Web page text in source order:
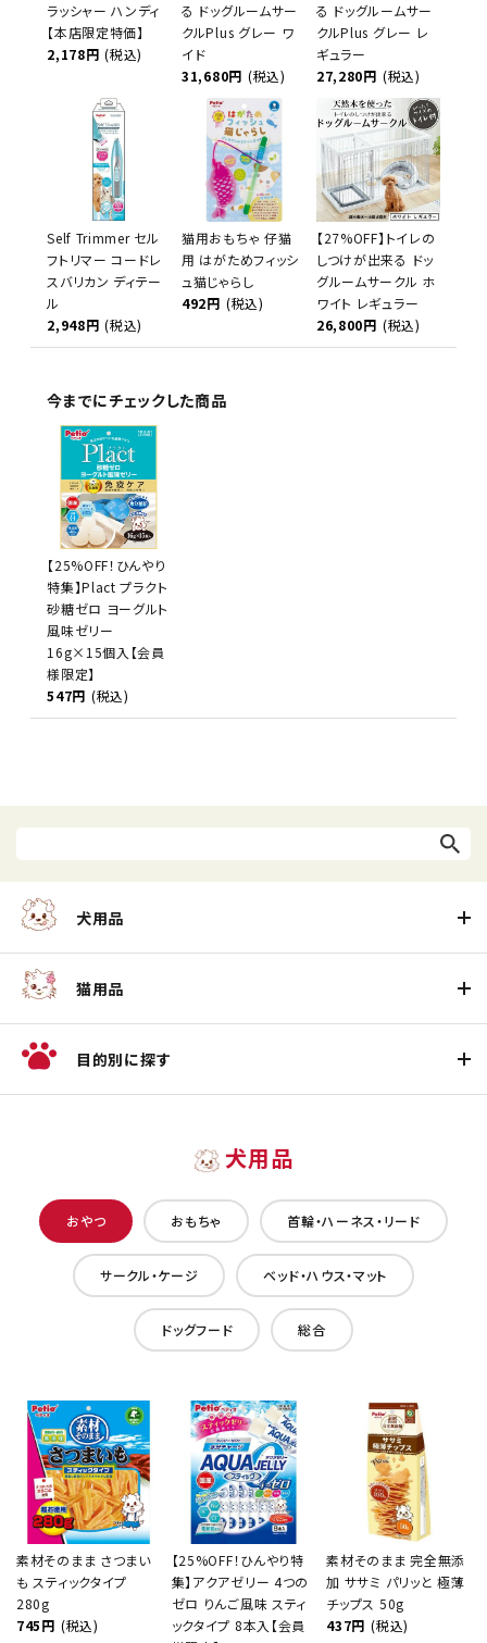
ラッシャー ハンディ
【本店限定特価】
2,178円 (税込)
る ドッグルームサー
クルPlus グレー ワ
イド
31,680円 (税込)
る ドッグルームサー
クルPlus グレー レ
ギュラー
27,280円 (税込)
Self Trimmer セル
フトリマー コードレ
スバリカン ディテー
ル
2,948円 (税込)
猫用おもちゃ 仔猫
用 はがためフィッシ
ュ猫じゃらし
492円 (税込)
【27%OFF】トイレの
しつけが出来る ドッ
グルームサークル ホ
ワイト レギュラー
26,800円 (税込)
今までにチェックした商品
【25%OFF！ひんやり
特集】Plact プラクト
砂糖ゼロ ヨーグルト
風味ゼリー
16g×15個入【会員
様限定】
547円 (税込)
犬用品
猫用品
目的別に探す
犬用品
おやつ おもちゃ 首輪・ハーネス・リード
サークル・ケージ ベッド・ハウス・マット
ドッグフード 総合
素材そのまま さつまい
も スティックタイプ
280g
745円 (税込)
【25%OFF！ひんやり特
集】アクアゼリー 4つの
ゼロ りんご風味 スティ
ックタイプ 8本入【会員
素材そのまま 完全無添
加 ササミ パリッと 極薄
チップス 50g
437円 (税込)